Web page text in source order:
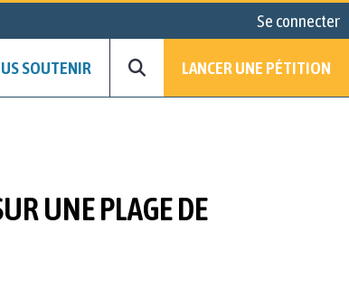
Se connecter
SOUTENIR LANCER UNE PÉTITION
UNE PLAGE DE